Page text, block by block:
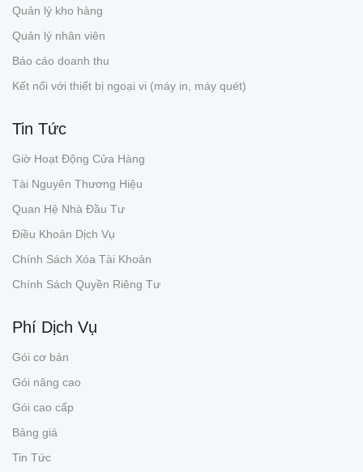
Quản lý kho hàng
Quản lý nhân viên
Báo cáo doanh thu
Kết nối với thiết bị ngoại vi (máy in, máy quét)
Tin Tức
Giờ Hoạt Động Cửa Hàng
Tài Nguyên Thương Hiệu
Quan Hệ Nhà Đầu Tư
Điều Khoản Dịch Vụ
Chính Sách Xóa Tài Khoản
Chính Sách Quyền Riêng Tư
Phí Dịch Vụ
Gói cơ bản
Gói nâng cao
Gói cao cấp
Bảng giá
Tin Tức